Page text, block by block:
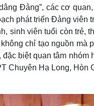
Đảng”, các cơ
phát triển Đảng viên
sinh viên tuổi còn trẻ,
chỉ tạo nguồn mà
biệt quan tâm
Chuyên Hạ Long, Hòn